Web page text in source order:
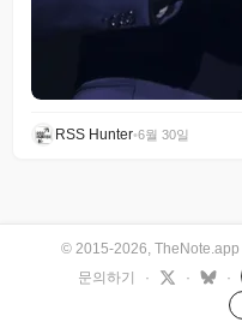
RSS Hunter•6월 30일
© 2015-2026, TheNote.app
문의하기
· · ·